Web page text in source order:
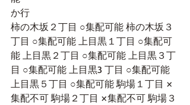
か行
柿の木坂２丁目 ○集配可能 柿の木坂３
丁目 ○集配可能 上目黒１丁目 ○集配可
能 上目黒２丁目 ○集配可能 上目黒３丁
目 ○集配可能 上目黒3 丁目 ○集配可能
上目黒５丁目 ○集配可能 駒場１丁目 ×
集配不可 駒場２丁目 ×集配不可 駒場３